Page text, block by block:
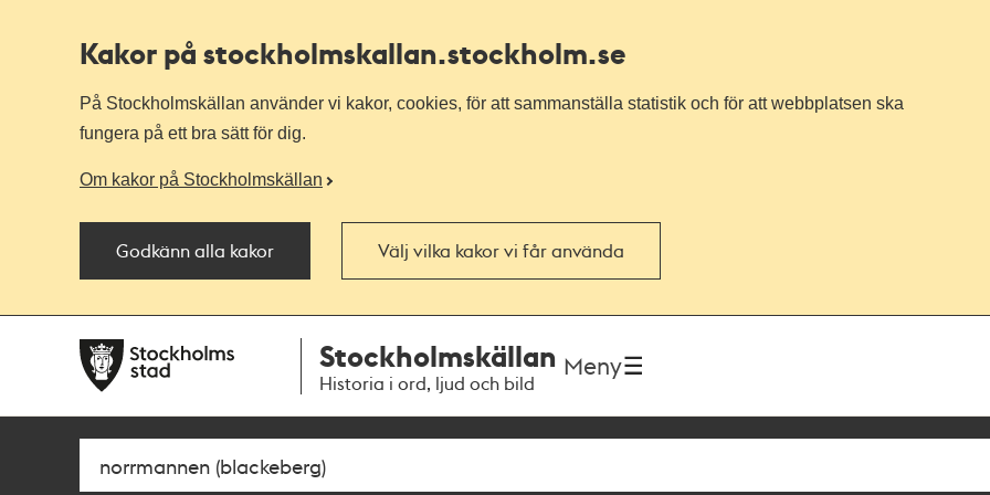
Kakor på stockholmskallan.stockholm.se
På Stockholmskällan använder vi kakor, cookies, för att sammanställa statistik och för att webbplatsen ska
fungera på ett bra sätt för dig.
Om kakor på Stockholmskällan
Godkänn alla kakor Välj vilka kakor vi får använda
navigationen
huvudinnehållet
Stockholmskällan
Historia i ord, ljud och bild
Meny
Sök